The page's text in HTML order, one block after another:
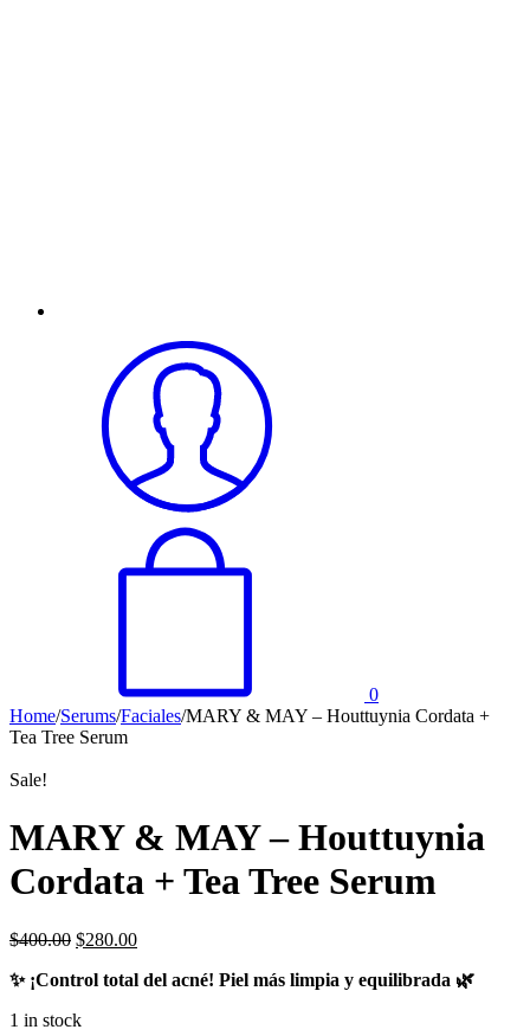
0
Home/Serums/Faciales/MARY & MAY – Houttuynia Cordata +
Tea Tree Serum
Sale!
MARY & MAY – Houttuynia
Cordata + Tea Tree Serum
$400.00 $280.00
✨ ¡Control total del acné! Piel más limpia y equilibrada 🌿
1 in stock